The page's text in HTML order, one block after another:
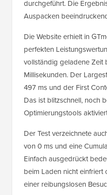
durchgeführt. Die
Auspacken
Die Website erhielt in
perfekten
vollständig geladene Zeit
Millisekunden. Der
497 ms und der First
Das ist blitzschnell, noch
Optimierungstools
Der Test verzeichnete
von 0 ms und eine
Einfach ausgedrückt
beim Laden nicht
einer reibungslosen